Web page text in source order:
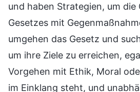
und haben Strategien, um die
Gesetzes mit
umgehen das Gesetz und
um ihre Ziele zu erreichen,
Vorgehen mit Ethik, Moral
im Einklang steht, und